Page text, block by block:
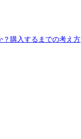
？購入するまでの考え方